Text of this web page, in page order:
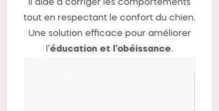
Il aide à corriger les comportements
tout en respectant le confort du chien.
Une solution efficace pour améliorer
l’éducation et l’obéissance.